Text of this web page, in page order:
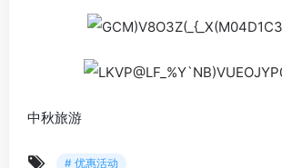
中秋旅游
# 优惠活动